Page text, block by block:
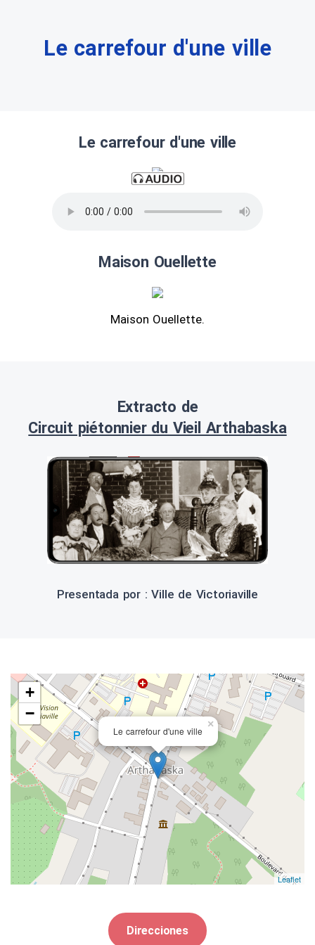
Le carrefour d'une ville
Le carrefour d'une ville
Maison Ouellette
Maison Ouellette.
Extracto de
Circuit piétonnier du Vieil Arthabaska
Presentada por : Ville de Victoriaville
Le carrefour d'une ville
×
+
−
Leaflet
Direcciones